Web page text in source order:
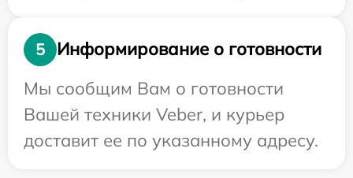
5
Информирование о готовности
Мы сообщим Вам о готовности
Вашей техники Veber, и курьер
доставит ее по указанному адресу.